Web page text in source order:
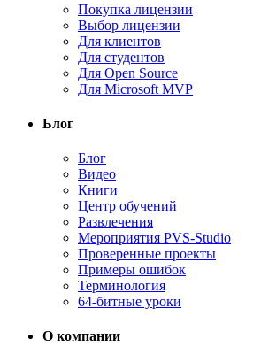
Покупка лицензии
Выбор лицензии
Для клиентов
Для студентов
Для Open Source
Для Microsoft MVP
Блог
Блог
Видео
Книги
Центр обучений
Развлечения
Мероприятия PVS-Studio
Проверенные проекты
Примеры ошибок
Терминология
64-битные уроки
О компании